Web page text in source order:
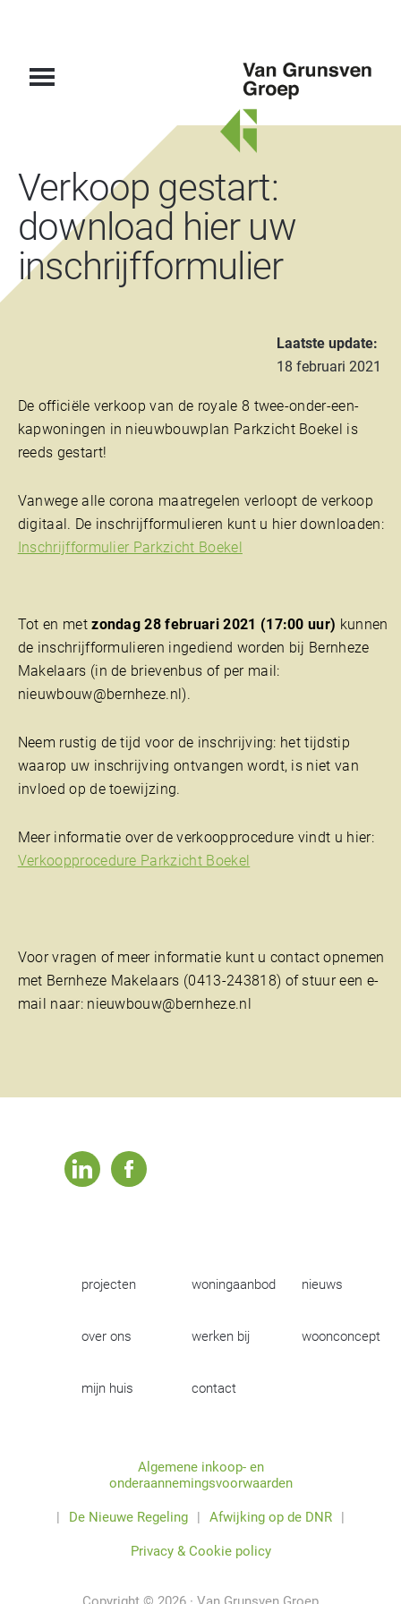
Grunsven
Groep
Verkoop gestart:
download hier uw
inschrijfformulier
Laatste update:
18 februari 2021
De officiële verkoop van de royale 8 twee-onder-een-
kapwoningen in nieuwbouwplan Parkzicht Boekel is
reeds gestart!
Vanwege alle corona maatregelen verloopt de verkoop
digitaal. De inschrijfformulieren kunt u hier downloaden:
Inschrijfformulier Parkzicht Boekel
Tot en metzondag 28 februari 2021 (17:00 uur) kunnen
de inschrijfformulieren ingediend worden bij Bernheze
Makelaars (in de brievenbus of per mail:
nieuwbouw@bernheze.nl).
Neem rustig de tijd voor de inschrijving: het tijdstip
waarop uw inschrijving ontvangen wordt, is niet van
invloed op de toewijzing.
Meer informatie over de verkoopprocedure vindt u hier:
Verkoopprocedure Parkzicht Boekel
Voor vragen of meer informatie kunt u contact opnemen
met Bernheze Makelaars (0413-243818) of stuur een e-
mail naar: nieuwbouw@bernheze.nl
linkedinfacebook
projecten woningaanbod nieuws
over ons werken bij woonconcept
mijn huis contact
Algemene inkoop- en
onderaannemingsvoorwaarden
| De Nieuwe Regeling | Afwijking op de DNR |
Privacy & Cookie policy